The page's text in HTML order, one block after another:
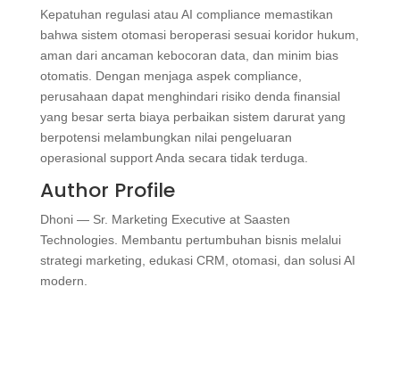
Kepatuhan regulasi atau AI compliance memastikan
bahwa sistem otomasi beroperasi sesuai koridor hukum,
aman dari ancaman kebocoran data, dan minim bias
otomatis. Dengan menjaga aspek compliance,
perusahaan dapat menghindari risiko denda finansial
yang besar serta biaya perbaikan sistem darurat yang
berpotensi melambungkan nilai pengeluaran
operasional support Anda secara tidak terduga.
Author Profile
Dhoni — Sr. Marketing Executive at Saasten
Technologies. Membantu pertumbuhan bisnis melalui
strategi marketing, edukasi CRM, otomasi, dan solusi AI
modern.